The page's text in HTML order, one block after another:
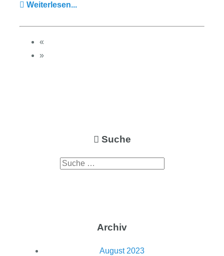
Weiterlesen...
«
»
Suche
Archiv
August 2023